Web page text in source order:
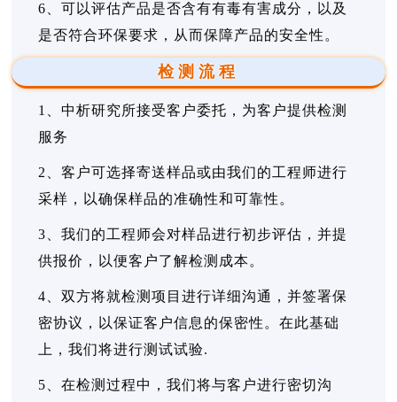
6、可以评估产品是否含有有毒有害成分，以及
是否符合环保要求，从而保障产品的安全性。
检测流程
1、中析研究所接受客户委托，为客户提供检测
服务
2、客户可选择寄送样品或由我们的工程师进行
采样，以确保样品的准确性和可靠性。
3、我们的工程师会对样品进行初步评估，并提
供报价，以便客户了解检测成本。
4、双方将就检测项目进行详细沟通，并签署保
密协议，以保证客户信息的保密性。在此基础
上，我们将进行测试试验.
5、在检测过程中，我们将与客户进行密切沟